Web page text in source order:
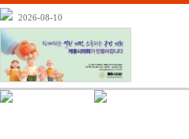
2026-08-10